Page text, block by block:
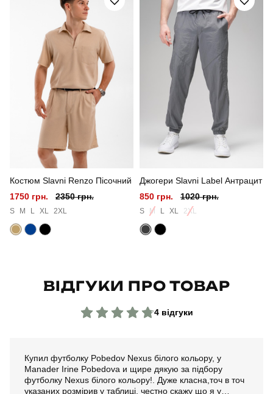
TSpl28952XLge
Призначення для повсякденного носіння
повсякденний
Матеріал трикотаж
Склад тканини
Костюм Slavni Renzo Пісочний
1750 грн.
2350 грн.
S M L XL 2XL
Джогери Slavni Label Антрацит
850 грн.
1020 грн.
S M L XL 2XL
ВІДГУКИ ПРО ТОВАР
4 відгуки
Купил футболку Pobedov Nexus білого кольору, у
Manader Irine Pobedovа и щире дякую за підбору
футболку Nexus білого кольору!. Дуже класна,точ в точ
указаних розмірив у таблиці, честно скажу що я у